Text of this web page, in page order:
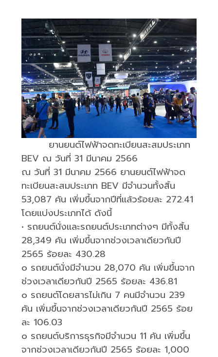
ยานยนต์ไฟฟ้าจดทะเบียนสะสมประเภท
BEV ณ วันที่ 31 มีนาคม 2566
ณ วันที่ 31 มีนาคม 2566 ยานยนต์ไฟฟ้าจด
ทะเบียนสะสมประเภท BEV มีจำนวนทั้งสิ้น
53,087 คัน เพิ่มขึ้นจากปีที่แล้วร้อยละ 272.41
โดยแบ่งประเภทได้ ดังนี้
• รถยนต์นั่งและรถยนต์ประเภทต่างๆ มีทั้งสิ้น
28,349 คัน เพิ่มขึ้นจากช่วงเวลาเดียวกันปี
2565 ร้อยละ 430.28
o รถยนต์นั่งมีจำนวน 28,070 คัน เพิ่มขึ้นจาก
ช่วงเวลาเดียวกันปี 2565 ร้อยละ 436.81
o รถยนต์โดยสารไม่เกิน 7 คนมีจำนวน 239
คัน เพิ่มขึ้นจากช่วงเวลาเดียวกันปี 2565 ร้อย
ละ 106.03
o รถยนต์บริการธุรกิจมีจำนวน 11 คัน เพิ่มขึ้น
จากช่วงเวลาเดียวกันปี 2565 ร้อยละ 1,000